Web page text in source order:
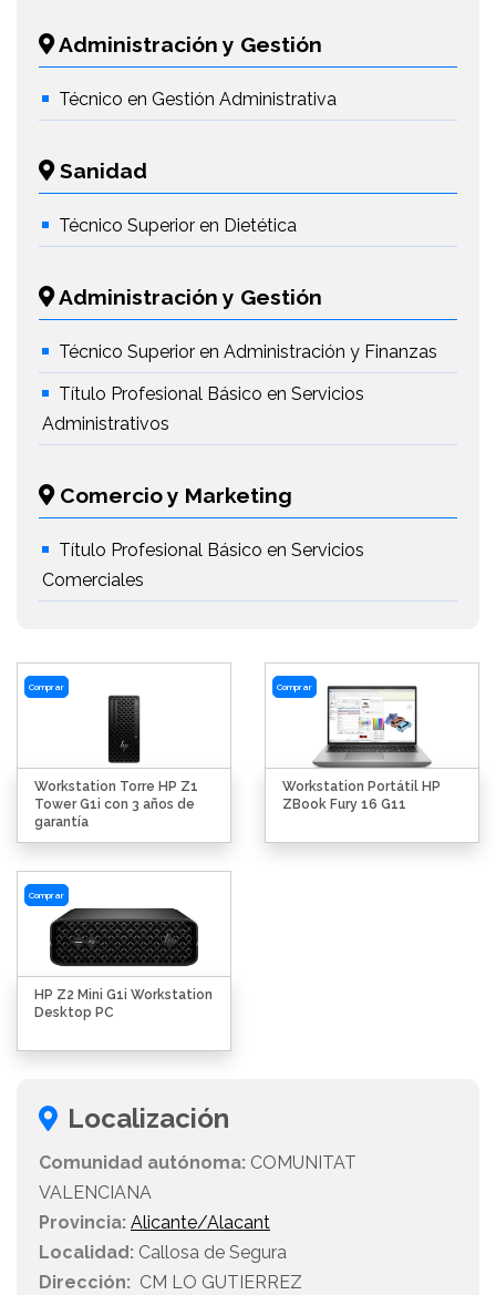
Administración y Gestión
Técnico en Gestión Administrativa
Sanidad
Técnico Superior en Dietética
Administración y Gestión
Técnico Superior en Administración y Finanzas
Título Profesional Básico en Servicios
Administrativos
Comercio y Marketing
Título Profesional Básico en Servicios
Comerciales
Comprar
Workstation Torre HP Z1
Tower G1i con 3 años de
garantía
Comprar
Workstation Portátil HP
ZBook Fury 16 G11
Comprar
HP Z2 Mini G1i Workstation
Desktop PC
Localización
Comunidad autónoma: COMUNITAT
VALENCIANA
Provincia: Alicante/Alacant
Localidad: Callosa de Segura
Dirección: CM LO GUTIERREZ